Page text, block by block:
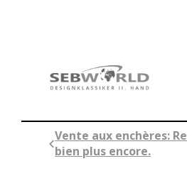
Vente aux enchères:
bien plus encore.